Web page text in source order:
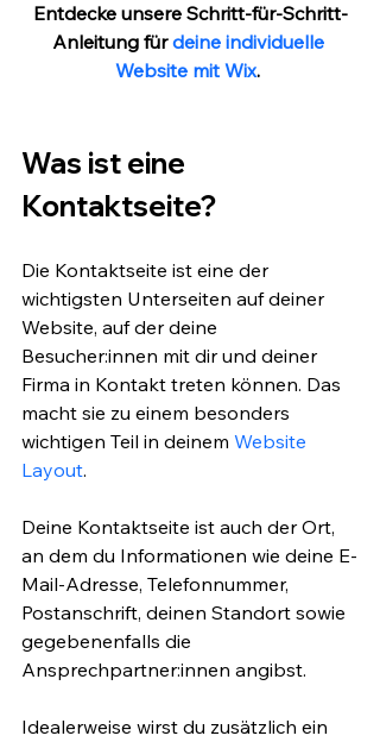
Entdecke unsere Schritt-für-Schritt-
Anleitung für deine individuelle
Website mit Wix.
Was ist eine
Kontaktseite?
Die Kontaktseite ist eine der
wichtigsten Unterseiten auf deiner
Website, auf der deine
Besucher:innen mit dir und deiner
Firma in Kontakt treten können. Das
macht sie zu einem besonders
wichtigen Teil in deinem Website
Layout.
Deine Kontaktseite ist auch der Ort,
an dem du Informationen wie deine E-
Mail-Adresse, Telefonnummer,
Postanschrift, deinen Standort sowie
gegebenenfalls die
Ansprechpartner:innen angibst.
Idealerweise wirst du zusätzlich ein